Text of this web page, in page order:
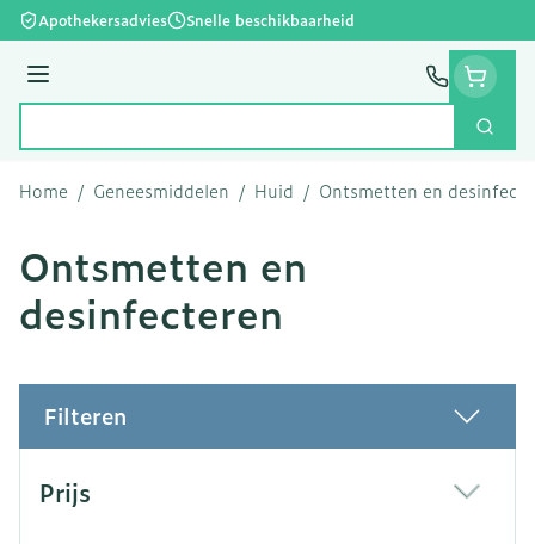
Ga naar de inhoud
Apothekersadvies Snelle beschikbaarheid
Menu
Zoek
Home / Geneesmiddelen / Huid / Ontsmetten en
Ontsmetten en
desinfecteren
Filteren
Prijs